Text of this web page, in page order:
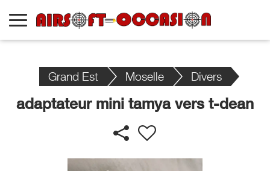
Grand Est Moselle Divers
adaptateur mini tamya vers t-dean